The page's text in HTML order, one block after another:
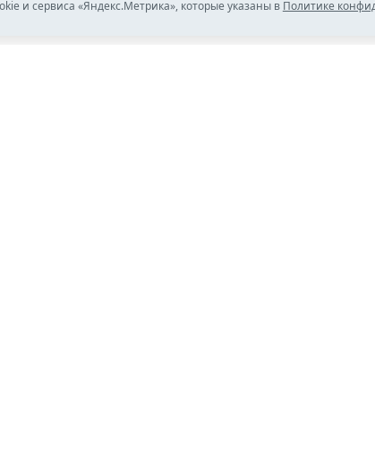
и сервиса «Яндекс.Метрика», которые указаны в Политике